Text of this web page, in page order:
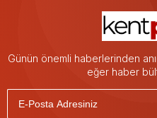
Günün önemli haberlerinden
eğer haber